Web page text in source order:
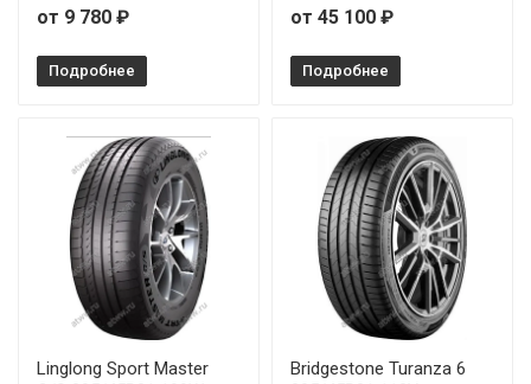
Toyo Proxes Sport 2 255/50R19 107Y
Toyo Proxes Sport 2 265/35R19 98Y
Toyo Proxes Sport 2 265/60R18 114V
Toyo Proxes Sport 2 275/30R20 97Y
Toyo Proxes Sport 2 295/40R20 110Y
Toyo Proxes Sport 2 295/40R21 111Y
от 9 780 ₽
Подробнее
от 45 100 ₽
Подробнее
Linglong Sport Master
Bridgestone Turanza 6